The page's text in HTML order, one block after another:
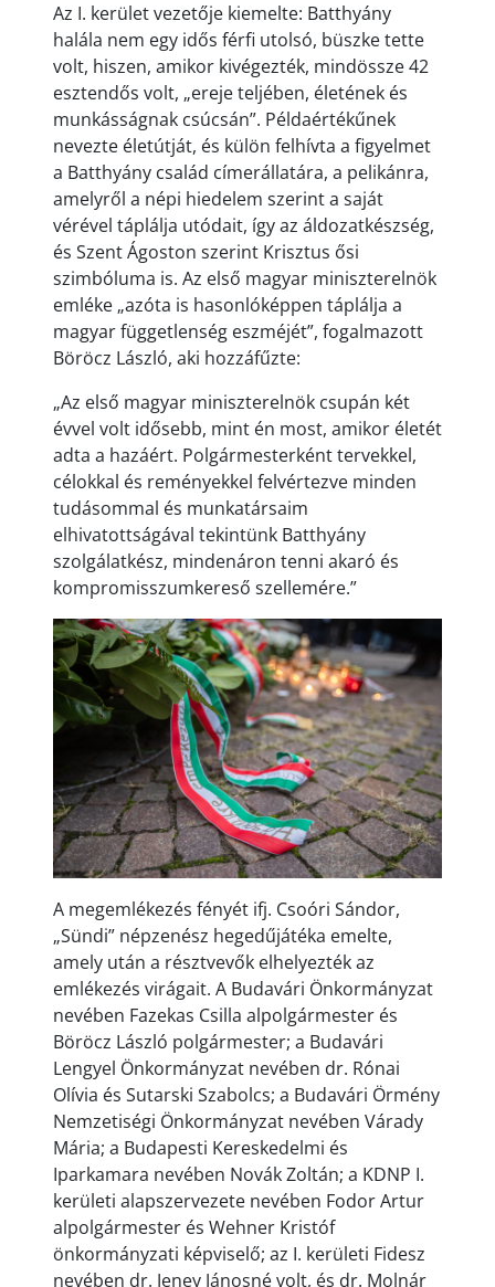
Az I. kerület vezetője kiemelte: Batthyány
halála nem egy idős férfi utolsó, büszke tette
volt, hiszen, amikor kivégezték, mindössze 42
esztendős volt, „ereje teljében, életének és
munkásságnak csúcsán”. Példaértékűnek
nevezte életútját, és külön felhívta a figyelmet
a Batthyány család címerállatára, a pelikánra,
amelyről a népi hiedelem szerint a saját
vérével táplálja utódait, így az áldozatkészség,
és Szent Ágoston szerint Krisztus ősi
szimbóluma is. Az első magyar miniszterelnök
emléke „azóta is hasonlóképpen táplálja a
magyar függetlenség eszméjét”, fogalmazott
Böröcz László, aki hozzáfűzte:
„Az első magyar miniszterelnök csupán két
évvel volt idősebb, mint én most, amikor életét
adta a hazáért. Polgármesterként tervekkel,
célokkal és reményekkel felvértezve minden
tudásommal és munkatársaim
elhivatottságával tekintünk Batthyány
szolgálatkész, mindenáron tenni akaró és
kompromisszumkereső szellemére.”
A megemlékezés fényét ifj. Csoóri Sándor,
„Sündi” népzenész hegedűjátéka emelte,
amely után a résztvevők elhelyezték az
emlékezés virágait. A Budavári Önkormányzat
nevében Fazekas Csilla alpolgármester és
Böröcz László polgármester; a Budavári
Lengyel Önkormányzat nevében dr. Rónai
Olívia és Sutarski Szabolcs; a Budavári Örmény
Nemzetiségi Önkormányzat nevében Várady
Mária; a Budapesti Kereskedelmi és
Iparkamara nevében Novák Zoltán; a KDNP I.
kerületi alapszervezete nevében Fodor Artur
alpolgármester és Wehner Kristóf
önkormányzati képviselő; az I. kerületi Fidesz
nevében dr. Jeney Jánosné volt, és dr. Molnár